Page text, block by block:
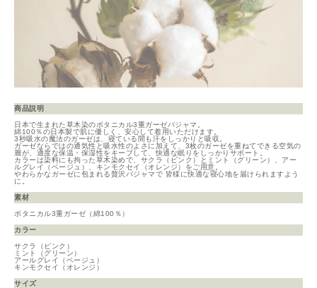
商品説明
日本で生まれた草木染のボタニカル3重ガーゼパジャマ。
綿100％の日本製で肌に優しく、安心して着用いただけます。
3秒吸水の魔法のガーゼは、寝ている間も汗をしっかりと吸収。
ガーゼならではの通気性と吸水性のよさに加えて、3枚のガーゼを重ねてできる空気の
層が、適度な保温・保湿性をキープして、快適な眠りをしっかりサポート。
カラーは染料にも拘った草木染めで、サクラ（ピンク）とミント（グリーン）、アー
ルグレイ（ベージュ）、キンモクセイ（オレンジ）をご用意。
やわらかなガーゼに包まれる贅沢パジャマで 皆様に快適な寝心地を届けられますよう
に。
素材
ボタニカル3重ガーゼ（綿100％）
カラー
サクラ（ピンク）
ミント（グリーン）
アールグレイ（ベージュ）
キンモクセイ（オレンジ）
サイズ